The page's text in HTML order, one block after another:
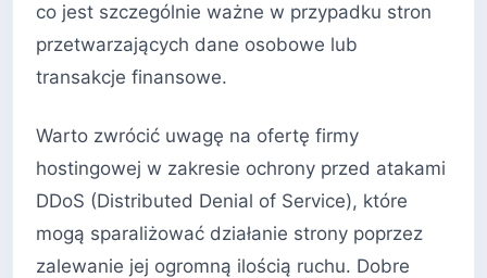
co jest szczególnie ważne w przypadku stron
przetwarzających dane osobowe lub
transakcje finansowe.
Warto zwrócić uwagę na ofertę firmy
hostingowej w zakresie ochrony przed atakami
DDoS (Distributed Denial of Service), które
mogą sparaliżować działanie strony poprzez
zalewanie jej ogromną ilością ruchu. Dobre